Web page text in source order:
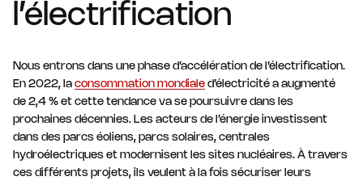
l’électrification
Nous entrons dans une phase d’accélération de l’électrification.
En 2022, la consommation mondiale d’électricité a augmenté
de 2,4 % et cette tendance va se poursuivre dans les
prochaines décennies. Les acteurs de l’énergie investissent
dans des parcs éoliens, parcs solaires, centrales
hydroélectriques et modernisent les sites nucléaires. À travers
ces différents projets, ils veulent à la fois sécuriser leurs